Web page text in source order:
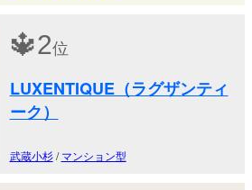
🔱2位
LUXENTIQUE（ラグザンティ
ーク）
武蔵小杉/マンション型